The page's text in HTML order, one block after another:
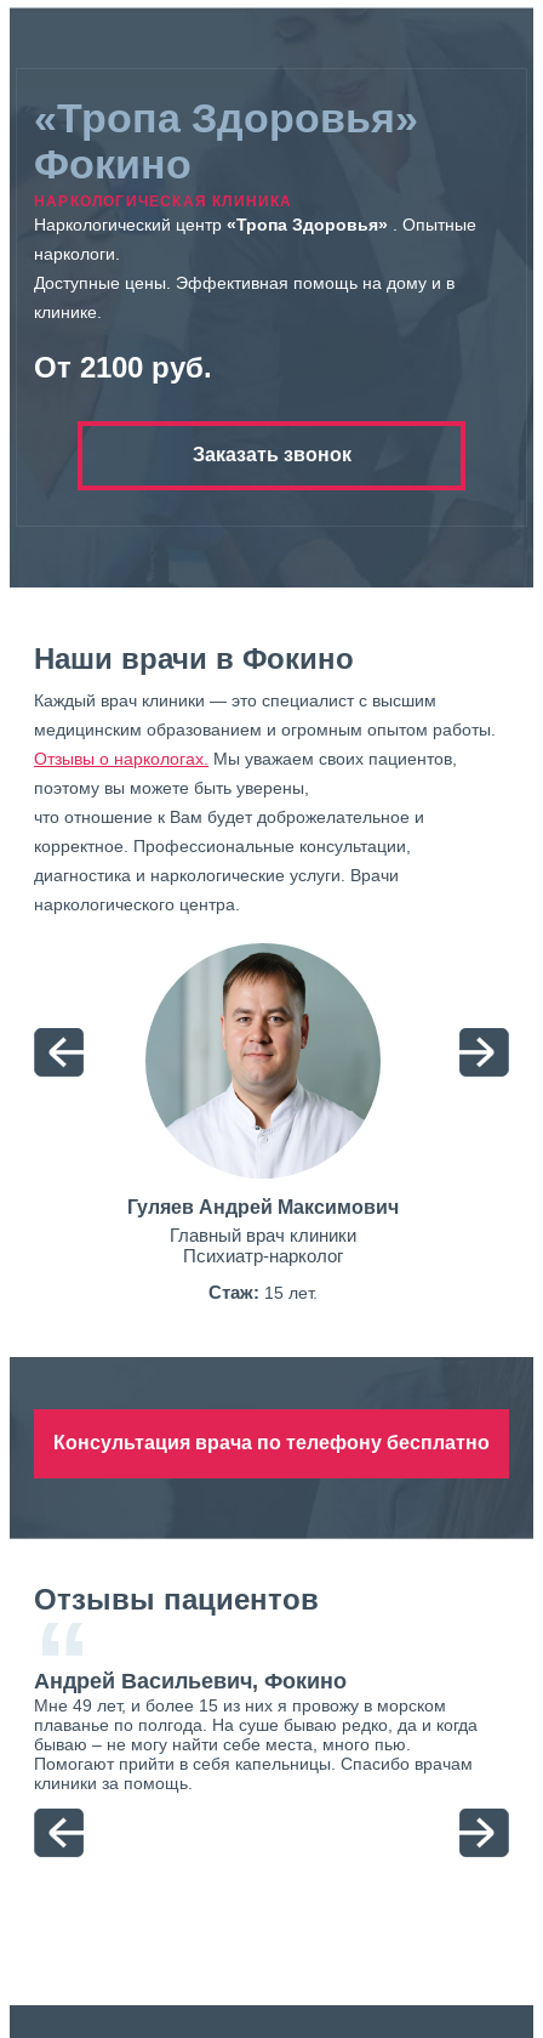
результативность. Контроль прогресса обеспечивает
программы. Доступны групповые занятия. Проводятся
расширяют доступность терапии. Центры обеспечивают
долгосрочный эффект. Выбор клиники влияет на
результат лечения.
«Тропа Здоровья»
Фокино
НАРКОЛОГИЧЕСКАЯ КЛИНИКА
Наркологический центр «Тропа Здоровья»
. Опытные
наркологи.
Доступные цены. Эффективная помощь на дому и в
клинике.
От 2100 руб.
Заказать звонок
Наши врачи в Фокино
Каждый врач клиники — это специалист с высшим
медицинским образованием и огромным опытом работы.
Отзывы о наркологах. Мы уважаем своих пациентов,
поэтому вы можете быть уверены,
что отношение к Вам будет доброжелательное и
корректное. Профессиональные консультации,
диагностика и наркологические услуги. Врачи
наркологического центра.
Гуляев Андрей Максимович
Главный врач клиники
Психиатр-нарколог
Стаж: 15 лет.
Консультация врача по телефону бесплатно
Отзывы пациентов
“
Андрей Васильевич, Фокино
Мне 49 лет, и более 15 из них я провожу в морском
плаванье по полгода. На суше бываю редко, да и когда
бываю – не могу найти себе места, много пью.
Помогают прийти в себя капельницы. Спасибо врачам
клиники за помощь.